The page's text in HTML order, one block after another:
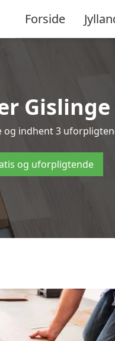
Forside
Gislinge
indhent 3
og uforpligtende